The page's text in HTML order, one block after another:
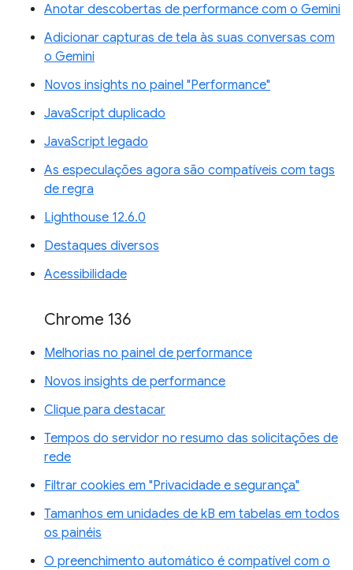
Anotar descobertas de performance com o Gemini
Adicionar capturas de tela às suas conversas com
o Gemini
Novos insights no painel "Performance"
JavaScript duplicado
JavaScript legado
As especulações agora são compatíveis com tags
de regra
Lighthouse 12.6.0
Destaques diversos
Acessibilidade
Chrome 136
Melhorias no painel de performance
Novos insights de performance
Clique para destacar
Tempos do servidor no resumo das solicitações de
rede
Filtrar cookies em "Privacidade e segurança"
Tamanhos em unidades de kB em tabelas em todos
os painéis
O preenchimento automático é compatível com o